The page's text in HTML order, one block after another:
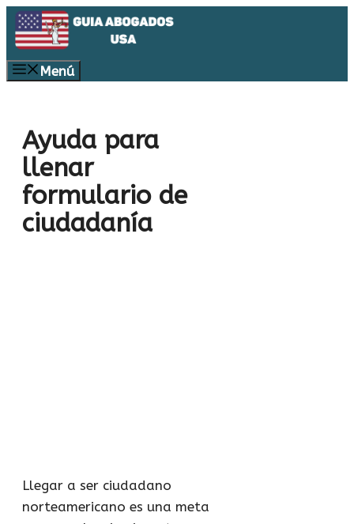
Saltar
al
contenido
Menú
Ayuda para
llenar
formulario de
ciudadanía
Llegar a ser ciudadano
norteamericano es una meta